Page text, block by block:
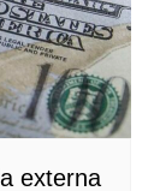
externa